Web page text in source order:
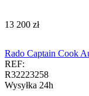
‍13 200‍ zł
Rado Captain Cook
REF:
R32223258
Wysyłka 24h